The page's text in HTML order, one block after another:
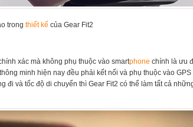
trong thiết kế của Gear Fit2
xác mà không phụ thuộc vào smartphone chính là ưu
thông minh hiện nay đều phải kết nối và phụ thuộc vào
đi và tốc độ di chuyển thì Gear Fit2 có thể làm tất cả